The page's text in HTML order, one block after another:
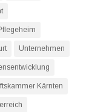
Unternehmen
Kärnten